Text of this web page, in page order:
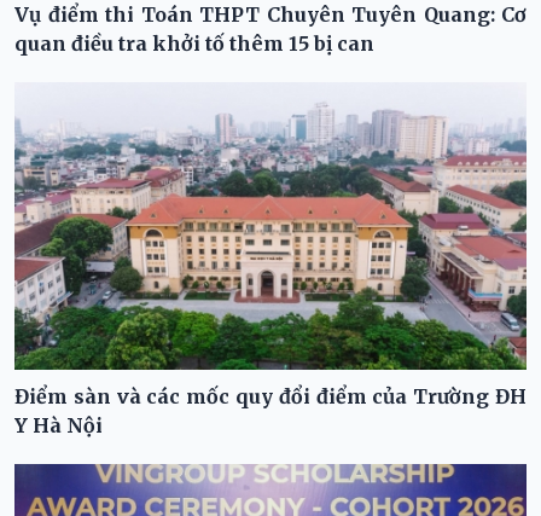
Vụ điểm thi Toán THPT Chuyên Tuyên Quang: Cơ
quan điều tra khởi tố thêm 15 bị can
Điểm sàn và các mốc quy đổi điểm của Trường ĐH
Y Hà Nội